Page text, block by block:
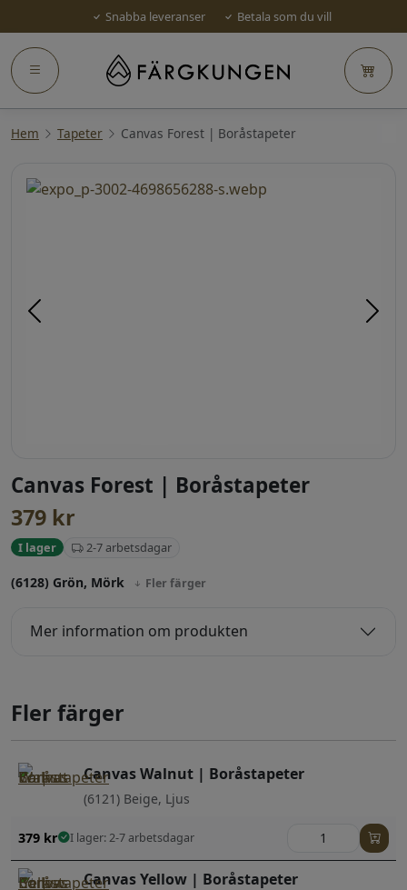
Snabba leveranser Betala som du vill
Hem Tapeter Canvas Forest | Boråstapeter
Föregående
Canvas Forest | Boråstapeter
379 kr
I lager 2-7 arbetsdagar
(6128) Grön, Mörk Fler färger
Mer information om produkten
Fler färger
Canvas Walnut | Boråstapeter
(6121) Beige, Ljus
379 kr I lager: 2-7 arbetsdagar
Canvas Yellow | Boråstapeter